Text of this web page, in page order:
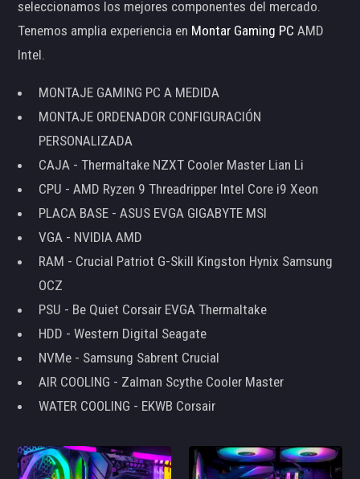
seleccionamos los mejores componentes del mercado.
Tenemos amplia experiencia en Montar Gaming PC AMD
Intel.
MONTAJE GAMING PC A MEDIDA
MONTAJE ORDENADOR CONFIGURACIÓN
PERSONALIZADA
CAJA - Thermaltake NZXT Cooler Master Lian Li
CPU - AMD Ryzen 9 Threadripper Intel Core i9 Xeon
PLACA BASE - ASUS EVGA GIGABYTE MSI
VGA - NVIDIA AMD
RAM - Crucial Patriot G-Skill Kingston Hynix Samsung
OCZ
PSU - Be Quiet Corsair EVGA Thermaltake
HDD - Western Digital Seagate
NVMe - Samsung Sabrent Crucial
AIR COOLING - Zalman Scythe Cooler Master
WATER COOLING - EKWB Corsair